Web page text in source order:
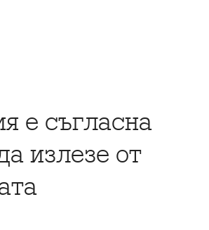
е съгласна
излезе от